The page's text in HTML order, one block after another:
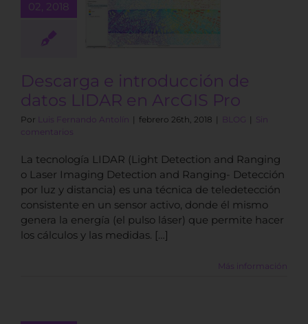
02, 2018
de
LIDAR en
Pro
Descarga e introducción de
datos LIDAR en ArcGIS Pro
Por Luis Fernando Antolín | febrero 26th, 2018 | BLOG | Sin
comentarios
La tecnología LIDAR (Light Detection and Ranging
o Laser Imaging Detection and Ranging- Detección
por luz y distancia) es una técnica de teledetección
consistente en un sensor activo, donde él mismo
genera la energía (el pulso láser) que permite hacer
los cálculos y las medidas. […]
Más información